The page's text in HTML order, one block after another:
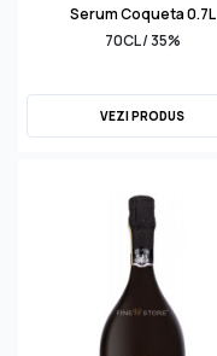
Serum Coqueta 0.7L
70CL / 35%
VEZI PRODUS